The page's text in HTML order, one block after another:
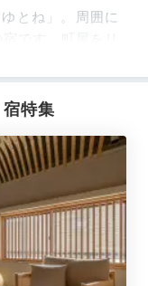
とね」。周囲に
です。町屋をリ
まります。
特集